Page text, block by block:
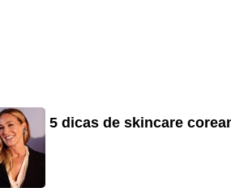
5 dicas de skincare